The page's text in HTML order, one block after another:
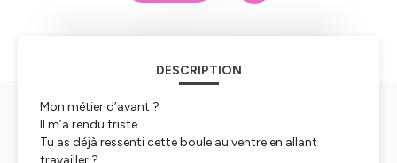
DESCRIPTION
Mon métier d’avant ?
Il m’a rendu triste.
Tu as déjà ressenti cette boule au ventre en allant
travailler ?